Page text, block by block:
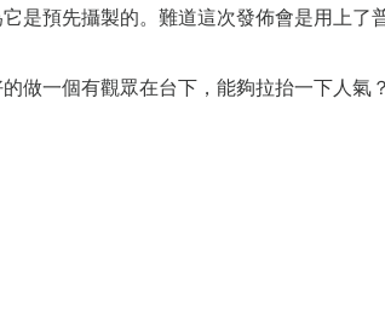
是預先攝製的。難道這次發佈會是用上了
做一個有觀眾在台下，能夠拉抬一下人氣